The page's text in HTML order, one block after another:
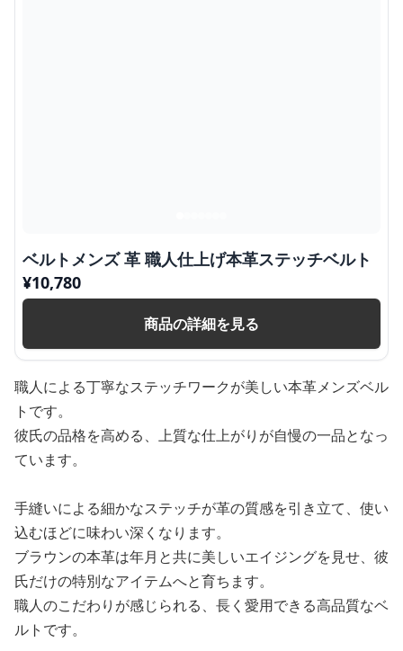
ベルトメンズ 革 職人仕上げ本革ステッチベルト
¥10,780
商品の詳細を見る
職人による丁寧なステッチワークが美しい本革メンズベル
トです。
彼氏の品格を高める、上質な仕上がりが自慢の一品となっ
ています。
手縫いによる細かなステッチが革の質感を引き立て、使い
込むほどに味わい深くなります。
ブラウンの本革は年月と共に美しいエイジングを見せ、彼
氏だけの特別なアイテムへと育ちます。
職人のこだわりが感じられる、長く愛用できる高品質なベ
ルトです。